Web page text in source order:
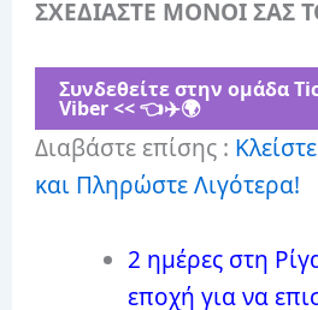
ΣΧΕΔΙΑΣΤΕ ΜΟΝΟΙΣΑΣ
Συνδεθείτε στην ομάδα
Viber << 👈✈️🌍
Διαβάστε επίσης :
και Πληρώστε Λιγότερα!
2 ημέρες στη
εποχή για να